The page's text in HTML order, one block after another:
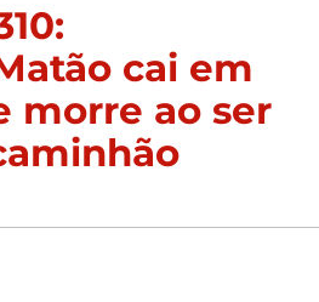
cai em
morre ao ser